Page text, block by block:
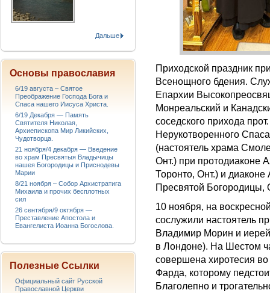
Приходской праздник
Всенощного бдения.
Епархии
Монреальский и
соседского прихода
Нерукотворенного
(настоятель храма
Онт.) при протодиаконе
Торонто, Онт.) и
Пресвятой Богородицы,
10 ноября, на
сослужили настоятель
Владимир Морин и
в Лондоне). На Шестом
совершена хиротесия
Фардa, которому
Благолепно и
Дальше
Основы православия
6/19 августа – Святое
Преображение Господа Бога и
Спаса нашего Иисуса Христа.
6/19 Декабря — Память
Святителя Николая,
Архиепископа Мир Ликийских,
Чудотворца.
21 ноября/4 декабря — Введение
во храм Пресвятыя Владычицы
нашея Богородицы и Приснодевы
Марии
8/21 ноября – Собор Архистратига
Михаила и прочих бесплотных
сил
26 сентября/9 октября —
Преставление Апостола и
Евангелиста Иоанна Богослова.
Полезные Ссылки
Официальный сайт Русской
Православной Церкви